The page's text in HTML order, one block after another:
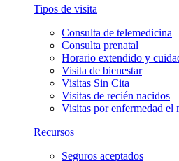
Tipos de visita
Consulta de telemedicina
Consulta prenatal
Horario extendido y
Visita de bienestar
Visitas Sin Cita
Visitas de recién nacidos
Visitas por enfermedad el
Recursos
Seguros aceptados